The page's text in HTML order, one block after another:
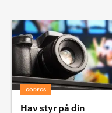
CODECS
Hav styr på din